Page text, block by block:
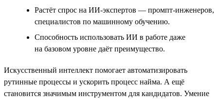
Растёт спрос на ИИ-экспертов — промпт-инженеров,
специалистов по машинному обучению.
Способность использовать ИИ в работе даже
на базовом уровне даёт преимущество.
Искусственный интеллект помогает автоматизировать
рутинные процессы и ускорить процесс найма. А ещё
становится значимым инструментом для кандидатов. Умение